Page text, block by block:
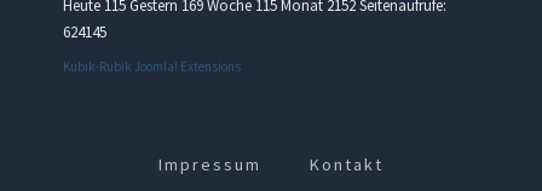
Heute 115 Gestern 169 Woche 115 Monat 2152 Seitenaufrufe:
624145
Kubik-Rubik Joomla! Extensions
Impressum Kontakt